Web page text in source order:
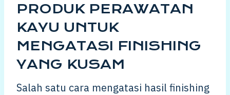
PRODUK PERAWATAN
KAYU UNTUK
MENGATASI FINISHING
YANG KUSAM
Salah satu cara mengatasi hasil finishing